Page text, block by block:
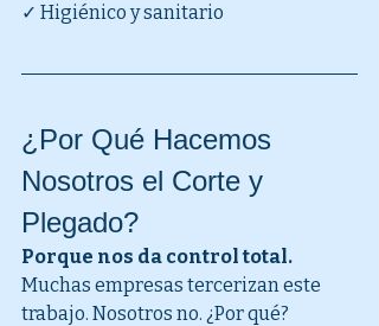
✓ Higiénico y sanitario
¿Por Qué Hacemos
Nosotros el Corte y
Plegado?
Porque nos da control total.
Muchas empresas tercerizan este
trabajo. Nosotros no. ¿Por qué?